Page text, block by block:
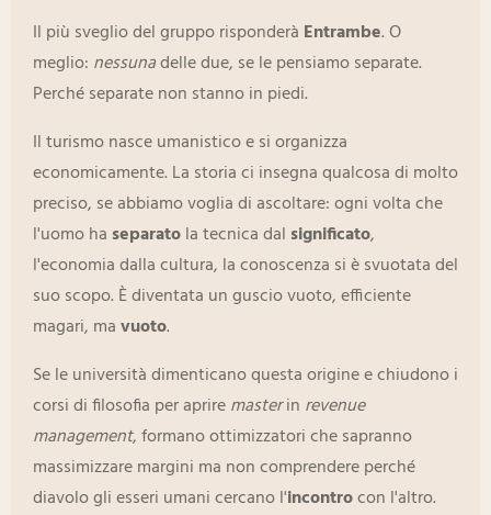
Il più sveglio del gruppo risponderà Entrambe. O
meglio: nessunadelle due, se le pensiamo separate.
Perché separate non stanno in piedi.
Il turismo nasce umanistico e si organizza
economicamente. La storia ci insegna qualcosa di molto
preciso, se abbiamo voglia di ascoltare: ogni volta che
l'uomo ha separatola tecnica dal significato,
l'economia dalla cultura, la conoscenza si è svuotata del
suo scopo. È diventata un guscio vuoto, efficiente
magari, mavuoto.
Se le università dimenticano questa origine e chiudono i
corsi di filosofia per apriremasterin revenue
management, formano ottimizzatori che sapranno
massimizzare margini ma non comprendere perché
diavolo gli esseri umani cercano l'incontrocon l'altro.